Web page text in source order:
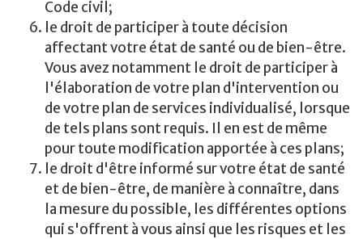
Code civil;
le droit de participer à toute décision
affectant votre état de santé ou de bien-être.
Vous avez notamment le droit de participer à
l'élaboration de votre plan d'intervention ou
de votre plan de services individualisé, lorsque
de tels plans sont requis. Il en est de même
pour toute modification apportée à ces plans;
le droit d'être informé sur votre état de santé
et de bien-être, de manière à connaître, dans
la mesure du possible, les différentes options
qui s'offrent à vous ainsi que les risques et les